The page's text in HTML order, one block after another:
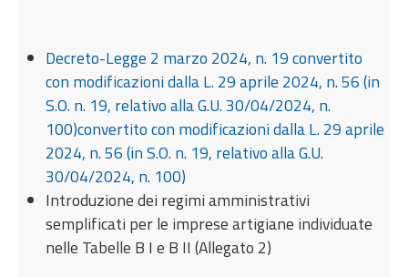
Decreto-Legge 2 marzo 2024, n. 19 convertito
con modificazioni dalla L. 29 aprile 2024, n. 56 (in
S.O. n. 19, relativo alla G.U. 30/04/2024, n.
100)convertito con modificazioni dalla L. 29 aprile
2024, n. 56 (in S.O. n. 19, relativo alla G.U.
30/04/2024, n. 100)
Introduzione dei regimi amministrativi
semplificati per le imprese artigiane individuate
nelle Tabelle B I e B II (Allegato 2)